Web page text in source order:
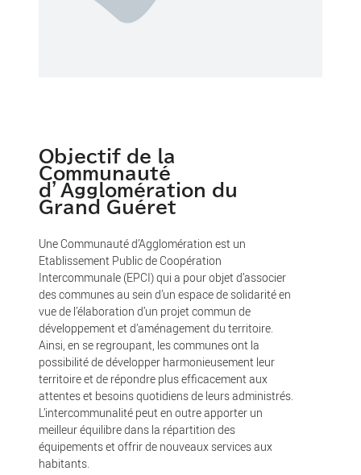
Objectif de la
Communauté
d’Agglomération du
Grand Guéret
Une Communauté d’Agglomération est un
Etablissement Public de Coopération
Intercommunale (EPCI) qui a pour objet d’associer
des communes au sein d’un espace de solidarité en
vue de l’élaboration d’un projet commun de
développement et d’aménagement du territoire.
Ainsi, en se regroupant, les communes ont la
possibilité de développer harmonieusement leur
territoire et de répondre plus efficacement aux
attentes et besoins quotidiens de leurs administrés.
L’intercommunalité peut en outre apporter un
meilleur équilibre dans la répartition des
équipements et offrir de nouveaux services aux
habitants.